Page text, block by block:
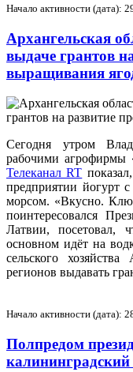
Начало активности (дата):
Архангельская
выдаче грантов
выращивания
Сегодня утром
рабочими агрофирмы
Телеканал RT
предприятии йогурт
морсом. «Вкусно.
поинтересовался
Латвии, посетовал,
основном идёт на
сельского
регионов выдавать
Начало активности (дата):
Полпредом
калининградский